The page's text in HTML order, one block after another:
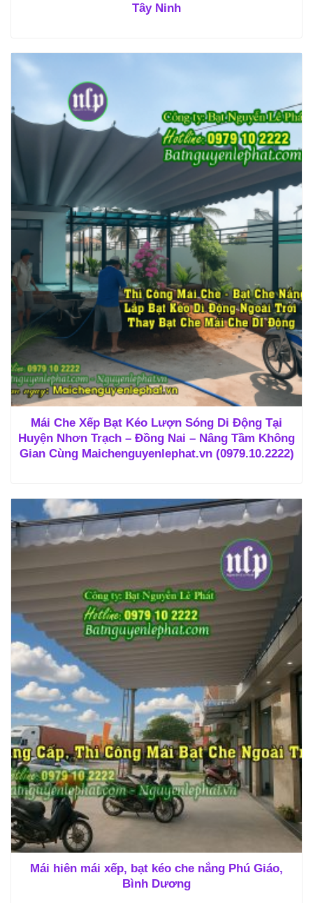
Tây Ninh
Mái Che Xếp Bạt Kéo Lượn Sóng Di Động Tại
Huyện Nhơn Trạch – Đồng Nai – Nâng Tầm Không
Gian Cùng Maichenguyenlephat.vn (0979.10.2222)
Mái hiên mái xếp, bạt kéo che nắng Phú Giáo,
Bình Dương